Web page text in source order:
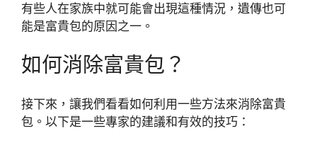
有些人在家族中就可能會出現這種情況，遺傳也可
能是富貴包的原因之一。
如何消除富貴包？
接下來，讓我們看看如何利用一些方法來消除富貴
包。以下是一些專家的建議和有效的技巧：